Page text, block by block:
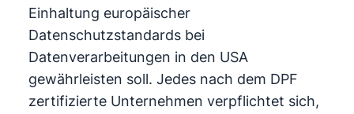
Einhaltung europäischer
Datenschutzstandards bei
Datenverarbeitungen in den USA
gewährleisten soll. Jedes nach dem DPF
zertifizierte Unternehmen verpflichtet sich,